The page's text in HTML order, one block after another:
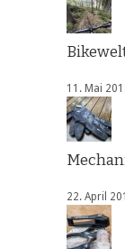
11. Mai
22. April